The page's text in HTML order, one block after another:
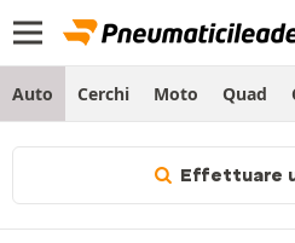
Auto Cerchi Moto Quad
Effettuare